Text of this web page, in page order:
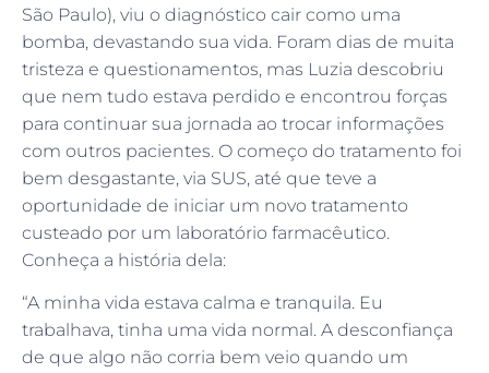
São Paulo), viu o diagnóstico cair como uma
bomba, devastando sua vida. Foram dias de muita
tristeza e questionamentos, mas Luzia descobriu
que nem tudo estava perdido e encontrou forças
para continuar sua jornada ao trocar informações
com outros pacientes. O começo do tratamento foi
bem desgastante, via SUS, até que teve a
oportunidade de iniciar um novo tratamento
custeado por um laboratório farmacêutico.
Conheça a história dela:
“A minha vida estava calma e tranquila. Eu
trabalhava, tinha uma vida normal. A desconfiança
de que algo não corria bem veio quando um